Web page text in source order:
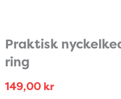
Praktisk
ring
149,00 kr